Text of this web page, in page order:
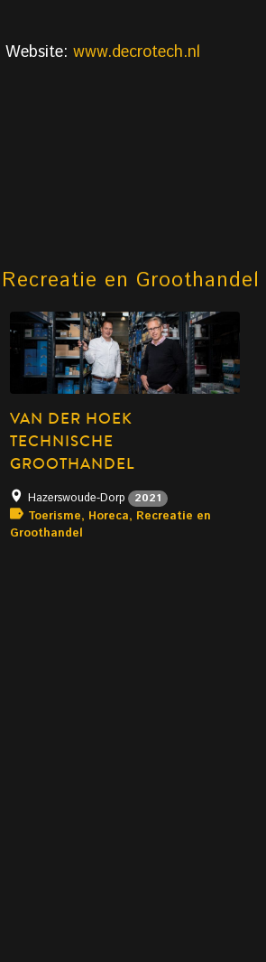
Website: www.decrotech.nl
en Groothandel
VAN DER HOEK
TECHNISCHE
GROOTHANDEL
Hazerswoude-Dorp 2021
Toerisme, Horeca, Recreatie en
Groothandel